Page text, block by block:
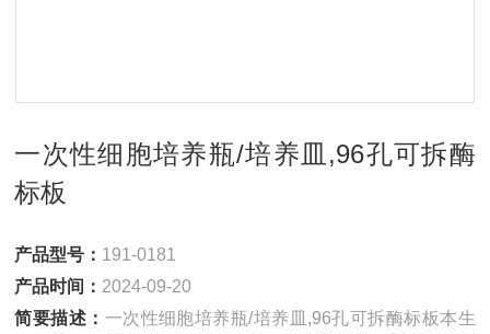
一次性细胞培养瓶/培养皿,96孔可拆酶
标板
产品型号： 191-0181
产品时间： 2024-09-20
简要描述： 一次性细胞培养瓶/培养皿,96孔可拆酶标板本生